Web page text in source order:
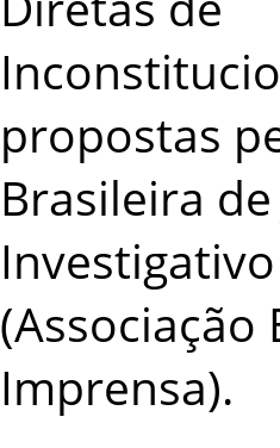
propostas
Brasileira
(Associação
Imprensa).